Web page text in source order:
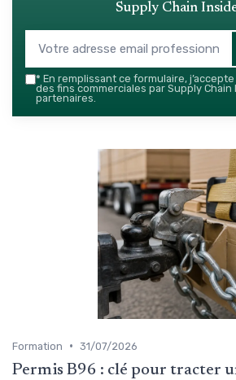
Supply Chain
* En remplissant ce formulaire,
des fins commerciales par Supply
partenaires.
Formation • 31/07/2026
Permis B96 : clé pour tracter